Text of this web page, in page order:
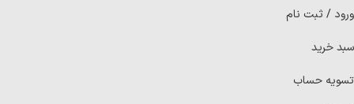
ورود / ثبت نام
سبد خرید
تسویه حساب